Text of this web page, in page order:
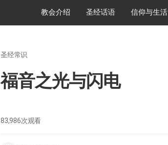
教会介绍 圣经话语 信仰与生活
圣经常识
福音之光与闪电
83,986次观看